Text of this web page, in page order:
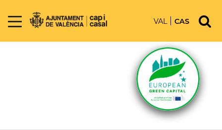
VAL CAS